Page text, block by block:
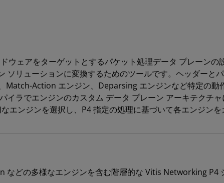
ウェアをターゲットとするパケット処理データ プレーン
ソリューションに変換するためのツールです。ヘッダー
Match-Action エンジン、Deparsing エンジンなど特定の動
イラでエンジンのカスタム データ プレーン アーキテクチ
エンジンを選択し、P4 指定の処理に基づいて各エンジンを
どの多様なエンジンを含む階層的な Vitis Networking P4